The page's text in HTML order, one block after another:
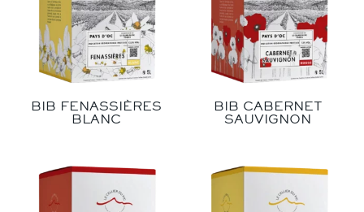
BIB FENASSIÈRES
BLANC
BIB CABERNET
SAUVIGNON